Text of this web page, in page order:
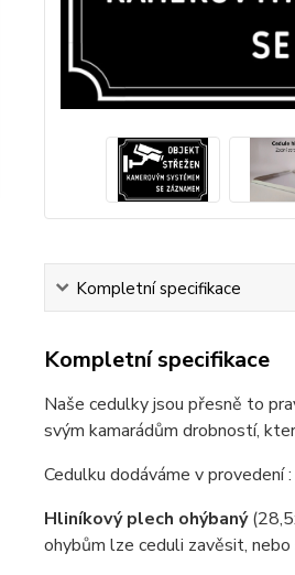
Kompletní specifikace
Kompletní specifikace
Naše cedulky jsou přesně to
svým kamarádům drobností,
Cedulku dodáváme v provedení :
Hliníkový plech ohýbaný
ohybům lze ceduli zavěsit,